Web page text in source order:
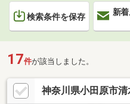
検索条件を保存
新
17件が該当しました。
神奈川県小田原市